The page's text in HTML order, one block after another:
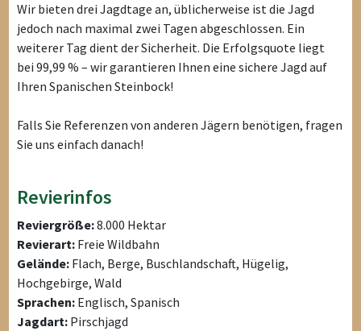
Wir bieten drei Jagdtage an, üblicherweise ist die Jagd
jedoch nach maximal zwei Tagen abgeschlossen. Ein
weiterer Tag dient der Sicherheit. Die Erfolgsquote liegt
bei 99,99 % – wir garantieren Ihnen eine sichere Jagd auf
Ihren Spanischen Steinbock!
Falls Sie Referenzen von anderen Jägern benötigen, fragen
Sie uns einfach danach!
Revierinfos
Reviergröße:8.000 Hektar
Revierart: Freie Wildbahn
Gelände: Flach, Berge, Buschlandschaft, Hügelig,
Hochgebirge, Wald
Sprachen: Englisch, Spanisch
Jagdart: Pirschjagd